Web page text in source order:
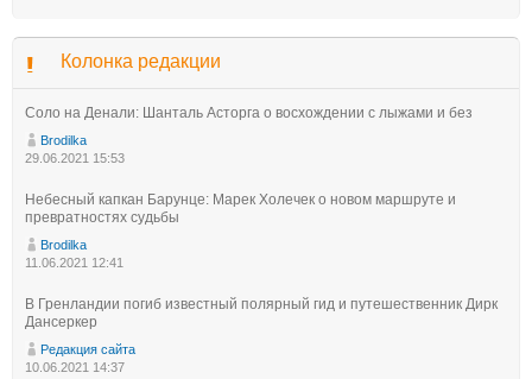
Колонка редакции
Соло на Денали: Шанталь Асторга о восхождении с лыжами и без
Brodilka
29.06.2021 15:53
Небесный капкан Барунце: Марек Холечек о новом маршруте и
превратностях судьбы
Brodilka
11.06.2021 12:41
В Гренландии погиб известный полярный гид и путешественник Дирк
Дансеркер
Редакция сайта
10.06.2021 14:37